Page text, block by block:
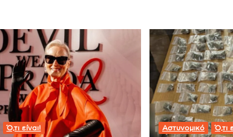
Ό,τι είναι! Αστυνομικό Ό,τι